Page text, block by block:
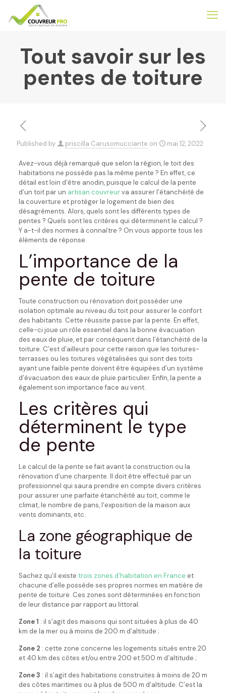
Tout savoir sur les
pentes de toiture
Published by priscilla Carusomucciante on mai 12, 2022
Avez-vous déjà remarqué que selon la région, le toit des
habitations ne possède pas la même pente ? En effet, ce
détail est loin d’être anodin, puisque le calcul de la pente
d’un toit par un artisan couvreurva assurer l’étanchéité de
la couverture et protéger le logement de bien des
désagréments. Alors, quels sont les différents types de
pentes ? Quels sont les critères qui déterminent le calcul ?
Y a-t-il des normes à connaître ? On vous apporte tous les
éléments de réponse.
L’importance de la
pente de toiture
Toute construction ou rénovation doit posséder une
isolation optimale au niveau du toit pour assurer le confort
des habitants. Cette réussite passe par la pente. En effet,
celle-ci joue un rôle essentiel dans la bonne évacuation
des eaux de pluie, et par conséquent dans l’étanchéité de la
toiture. C’est d’ailleurs pour cette raison que les toitures-
terrasses ou les toitures végétalisées qui sont des toits
ayant une faible pente doivent être équipées d’un système
d’évacuation des eaux de pluie particulier. Enfin, la pente a
également son importance face au vent.
Les critères qui
déterminent le type
de pente
Le calcul de la pente se fait avant la construction ou la
rénovation d’une charpente. Il doit être effectué par un
professionnel qui saura prendre en compte divers critères
pour assurer une parfaite étanchéité au toit, comme le
climat, le nombre de pans, l’exposition de la maison aux
vents dominants, etc.
La zone géographique de
la toiture
Sachez qu’il existe trois zones d’habitation en France et
chacune d’elle possède ses propres normes en matière de
pente de toiture. Ces zones sont déterminées en fonction
de leur distance par rapport au littoral.
Zone 1 : il s’agit des maisons qui sont situées à plus de 40
km de la mer ou à moins de 200 m d’altitude ;
Zone 2 : cette zone concerne les logements situés entre 20
et 40 km des côtes et/ou entre 200 et 500 m d’altitude ;
Zone 3 : il s’agit des habitations construites à moins de 20 m
des côtes maritimes ou à plus de 500 m d’altitude. C’est la